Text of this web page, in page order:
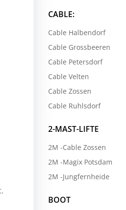
CABLE:
Cable Halbendorf
Cable Grossbeeren
Cable Petersdorf
Cable Velten
Cable Zossen
Cable Ruhlsdorf
2-MAST-LIFTE
2M -Cable Zossen
2M -Magix Potsdam
2M -Jungfernheide
BOOT